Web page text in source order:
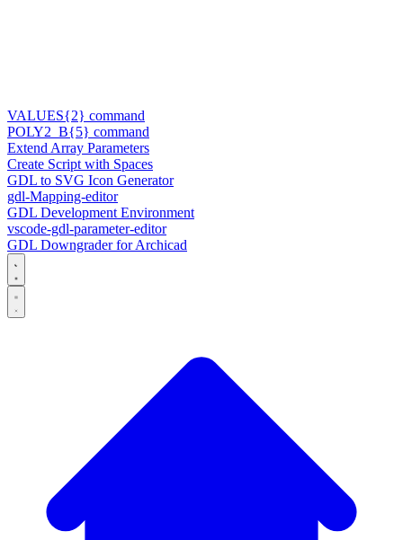
VALUES{2} command
POLY2_B{5} command
Extend Array Parameters
Create Script with Spaces
GDL to SVG Icon Generator
gdl-Mapping-editor
GDL Development Environment
vscode-gdl-parameter-editor
GDL Downgrader for Archicad